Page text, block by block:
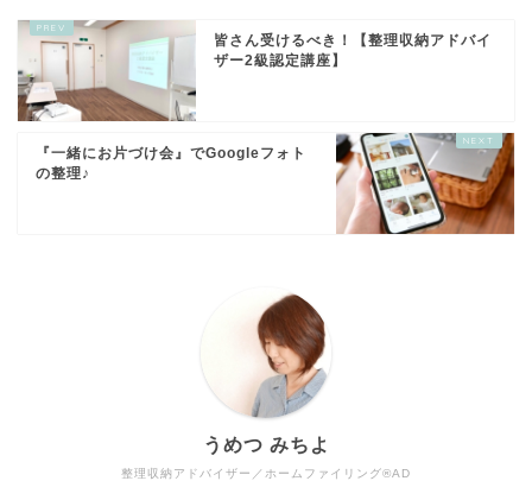
皆さん受けるべき！【整理収納アドバイ
ザー2級認定講座】
『一緒にお片づけ会』でGoogleフォト
の整理♪
整理収納アドバイザー／ホームファイリング®AD
うめつ みちよ